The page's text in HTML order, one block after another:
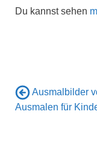
Du kannst sehen
Ausmalbilder
Ausmalen für